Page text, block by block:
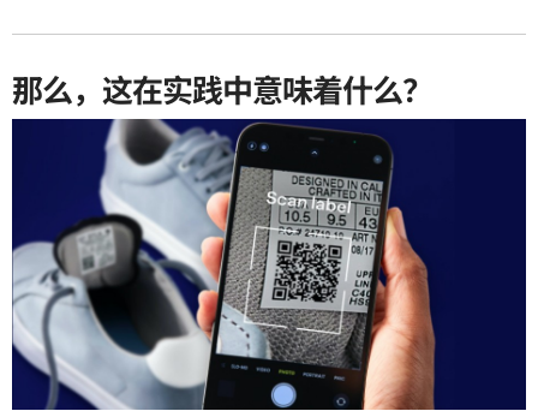
那么，这在实践中意味着什么？